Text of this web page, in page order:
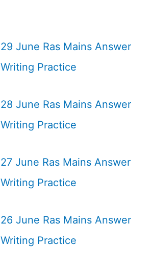
29 June Ras Mains Answer
Writing Practice
28 June Ras Mains Answer
Writing Practice
27 June Ras Mains Answer
Writing Practice
26 June Ras Mains Answer
Writing Practice